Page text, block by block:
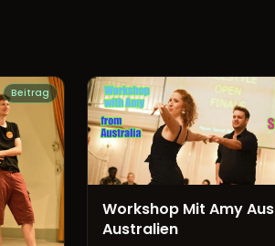
Beitrag
Workshop Mit Amy Aus
Australien